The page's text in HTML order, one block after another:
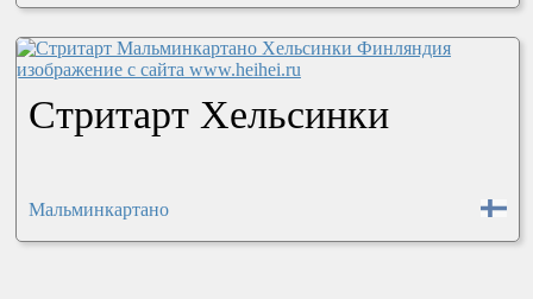
Стритарт Хельсинки
Мальминкартано